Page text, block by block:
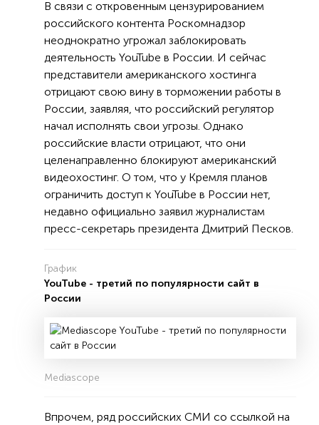
В связи с откровенным цензурированием
российского контента Роскомнадзор
неоднократно угрожал заблокировать
деятельность YouTube в России. И сейчас
представители американского хостинга
отрицают свою вину в торможении работы в
России, заявляя, что российский регулятор
начал исполнять свои угрозы. Однако
российские власти отрицают, что они
целенаправленно блокируют американский
видеохостинг. О том, что у Кремля планов
ограничить доступ к YouTube в России нет,
недавно официально заявил журналистам
пресс-секретарь президента Дмитрий Песков.
График
YouTube - третий по популярности сайт в
России
Mediascope
Впрочем, ряд российских СМИ со ссылкой на